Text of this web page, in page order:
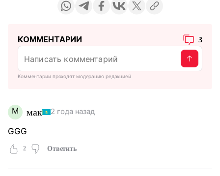
КОММЕНТАРИИ 3
Комментарии проходят модерацию редакцией
М мак 2 года назад
GGG
2 Ответить